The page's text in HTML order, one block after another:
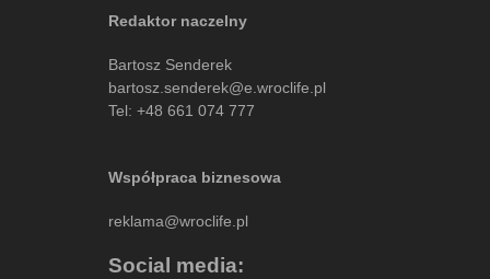
Redaktor naczelny
Bartosz Senderek
bartosz.senderek@e.wroclife.pl
Tel: +48 661 074 777
Współpraca biznesowa
reklama@wroclife.pl
Social media: